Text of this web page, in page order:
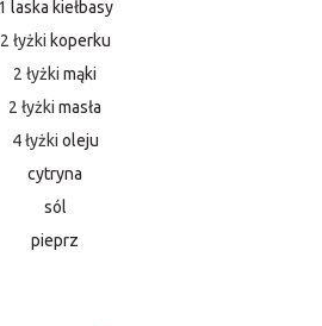
1 laska kiełbasy
2 łyżki koperku
2 łyżki mąki
2 łyżki masła
4 łyżki oleju
cytryna
sól
pieprz